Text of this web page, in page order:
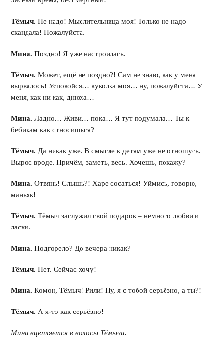
Тёмыч. Не надо! Мыслительница моя! Только не надо
скандала! Пожалуйста.
Мина. Поздно! Я уже настроилась.
Тёмыч. Может, ещё не поздно?! Сам не знаю, как у меня
вырвалось! Успокойся… куколка моя… ну, пожалуйста… У
меня, как ни как, днюха…
Мина. Ладно… Живи… пока… Я тут подумала… Ты к
бебикам как относишься?
Тёмыч. Да никак уже. В смысле к детям уже не отношусь.
Вырос вроде. Причём, заметь, весь. Хочешь, покажу?
Мина. Отвянь! Слышь?! Харе сосаться! Уймись, говорю,
маньяк!
Тёмыч. Тёмыч заслужил свой подарок – немного любви и
ласки.
Мина. Подгорело? До вечера никак?
Тёмыч. Нет. Сейчас хочу!
Мина. Комон, Тёмыч! Рили! Ну, я с тобой серьёзно, а ты?!
Тёмыч. А я-то как серьёзно!
Мина вцепляется в волосы Тёмыча.